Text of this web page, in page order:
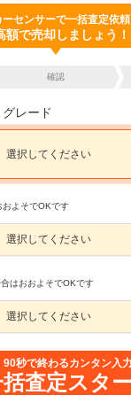
センサーで一括査定依
額で売却しましょう！
確認
レード
選択してください
よそでOKです
選択してください
はおおよそでOKです
選択してください
90秒で終わるカンタン入力
査定スタ